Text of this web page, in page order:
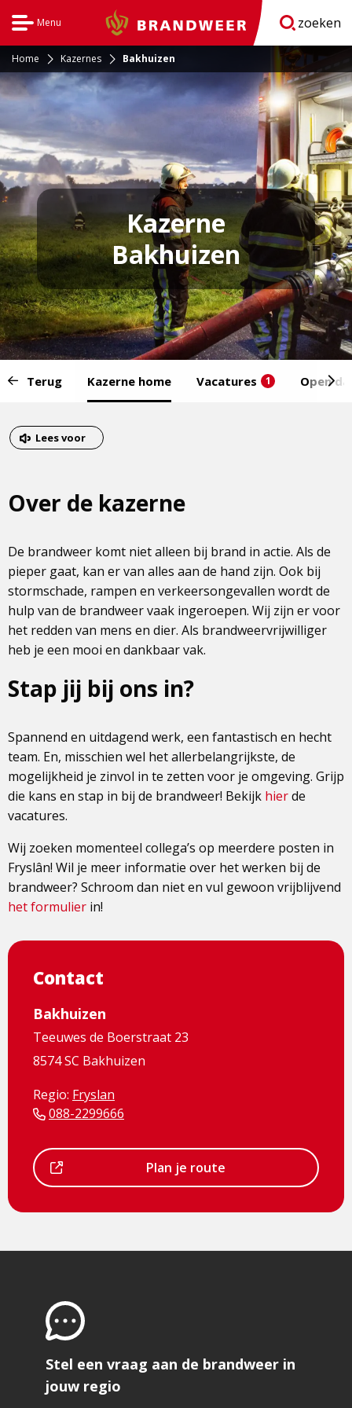
Menu Brandweer zoeken
Home Kazernes Bakhuizen
Kazerne
Bakhuizen
van
menu:
Terug Kazerne home Vacatures 1 Open
van
het
Dit
externe
Lees voor
Over de kazerne
De brandweer komt niet alleen bij brand in actie. Als de
pieper gaat, kan er van alles aan de hand zijn. Ook bij
stormschade, rampen en verkeersongevallen wordt de
hulp van de brandweer vaak ingeroepen. Wij zijn er voor
het redden van mens en dier. Als brandweervrijwilliger
heb je een mooi en dankbaar vak.
Stap jij bij ons in?
Spannend en uitdagend werk, een fantastisch en hecht
team. En, misschien wel het allerbelangrijkste, de
mogelijkheid je zinvol in te zetten voor je omgeving. Grijp
die kans en stap in bij de brandweer! Bekijk hierde
vacatures.
Wij zoeken momenteel collega’s op meerdere posten in
Fryslân! Wil je meer informatie over het werken bij de
brandweer? Schroom dan niet en vul gewoon vrijblijvend
het formulier in!
Contact
Bakhuizen
Teeuwes de Boerstraat 23
8574 SC Bakhuizen
Regio: Fryslan
088-2299666
is
Plan je route
Stel een vraag aan de brandweer in
jouw regio